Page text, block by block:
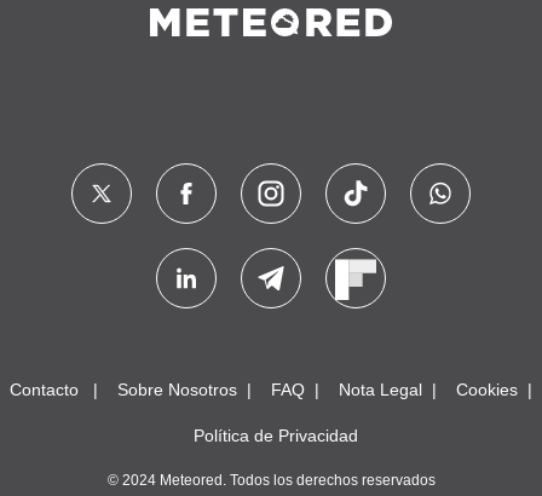
Contacto Sobre Nosotros FAQ Nota Legal Cookies
Política de Privacidad
© 2024 Meteored. Todos los derechos reservados